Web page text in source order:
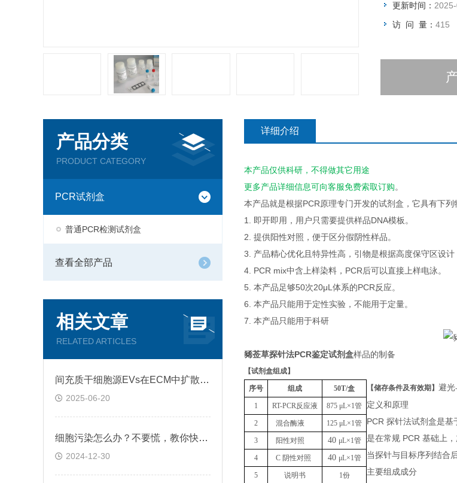
更新时间：
访 问 量： 415
产品分类
PRODUCT CATEGORY
PCR试剂盒
普通PCR检测试剂盒
查看全部产品
相关文章
RELATED ARTICLES
间充质干细胞源EVs在ECM中扩散和运输过程
2025-06-20
细胞污染怎么办？不要慌，教你快速鉴别+处理！
2024-12-30
详细介绍
本产品仅供科研，不得做其它用途
更多产品详细信息可向客服免费索取订购。
本产品就是根据PCR原理专门开发的试剂盒，它具有下列
1. 即开即用，用户只需要提供样品DNA模板。
2. 提供阳性对照，便于区分假阴性样品。
3. 产品精心优化且特异性高，引物是根据高度保守区设
4. PCR mix中含上样染料，PCR后可以直接上样电泳。
5. 本产品足够50次20μL体系的PCR反应。
6. 本产品只能用于定性实验，不能用于定量。
7. 本产品只能用于科研
豨莶草探针法PCR鉴定试剂盒样品的制备
【试剂盒组成】
序号 组成 50T/盒
1 RT-PCR反应液 875 μL×1管
2 混合酶液 125 μL×1管
3 阳性对照 40 μL×1管
4 C 阴性对照 40 μL×1管
5 说明书 1份
【储存条件及有效期】 避光
定义和原理
PCR 探针法试剂盒是
是在常规 PCR 基础上
当探针与目标序列结合
主要组成成分